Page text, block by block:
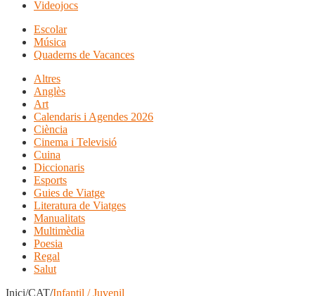
Videojocs
Escolar
Música
Quaderns de Vacances
Altres
Anglès
Art
Calendaris i Agendes 2026
Ciència
Cinema i Televisió
Cuina
Diccionaris
Esports
Guies de Viatge
Literatura de Viatges
Manualitats
Multimèdia
Poesia
Regal
Salut
Inici/CAT/Infantil / Juvenil